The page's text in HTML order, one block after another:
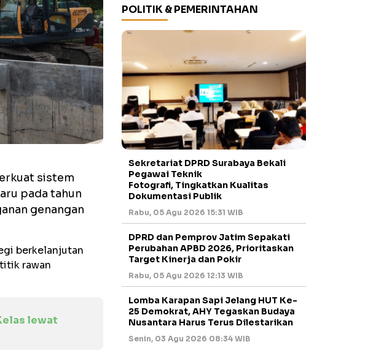
sistem
pada tahun
genangan
berkelanjutan
rawan
lewat
POLITIK & PEMERINTAHAN
Sekretariat DPRD Surabaya Bekali
Pegawai Teknik
Fotografi, Tingkatkan Kualitas
Dokumentasi Publik
Rabu, 05 Agu 2026 15:31 WIB
DPRD dan Pemprov Jatim Sepakati
Perubahan APBD 2026, Prioritaskan
Target Kinerja dan Pokir
Rabu, 05 Agu 2026 12:13 WIB
Lomba Karapan Sapi Jelang HUT Ke-
25 Demokrat, AHY Tegaskan Budaya
Nusantara Harus Terus Dilestarikan
Senin, 03 Agu 2026 08:34 WIB